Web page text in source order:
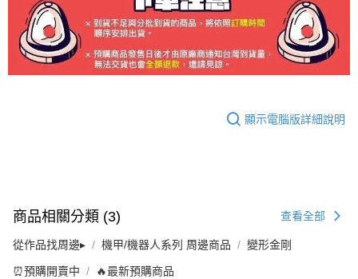
顯示電腦版詳細說明
商品相關分類 (3) 查看全部
從作品找周邊▸ 機甲/機器人系列 周邊商品 變形金剛
⏰預購開賣中 🔥最新預購商品